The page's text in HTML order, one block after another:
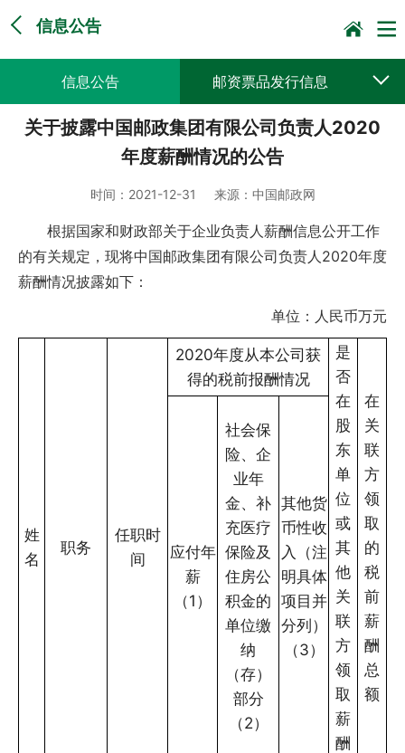
信息公告
信息公告 邮资票品发行信息
采购公告公示 预决算公开
关于披露中国邮政集团有限公司负责人2020
年度薪酬情况的公告
时间： 2021-12-31 来源： 中国邮政网
根据国家和财政部关于企业负责人薪酬信息公开工作
的有关规定，现将中国邮政集团有限公司负责人2020年度
薪酬情况披露如下：
单位：人民币万元
姓
名
职务
任职时
间
2020年度从本公司获
得的税前报酬情况
是
否
在
股
东
单
位
或
其
他
关
联
方
领
取
薪
酬
在
关
联
方
领
取
的
税
前
薪
酬
总
额
应付年
薪
（1）
社会保
险、企
业年
金、补
充医疗
保险及
住房公
积金的
单位缴
纳
（存）
部分
（2）
其他货
币性收
入（注
明具体
项目并
分列）
（3）